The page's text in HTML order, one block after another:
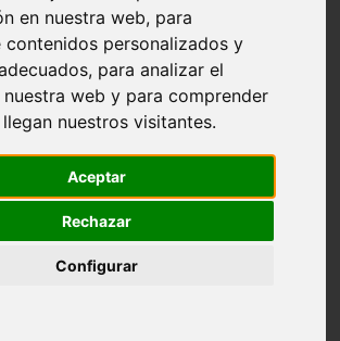
en nuestra web, para
contenidos personalizados y
para analizar el
web y para comprender
nuestros visitantes.
Aceptar
Rechazar
Configurar